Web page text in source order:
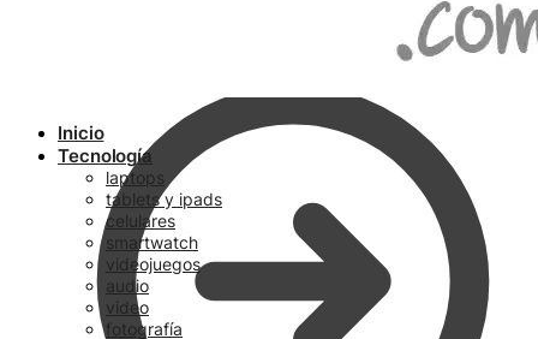
Inicio
Tecnología
laptops
tablets y ipads
celulares
smartwatch
videojuegos
audio
video
fotografía